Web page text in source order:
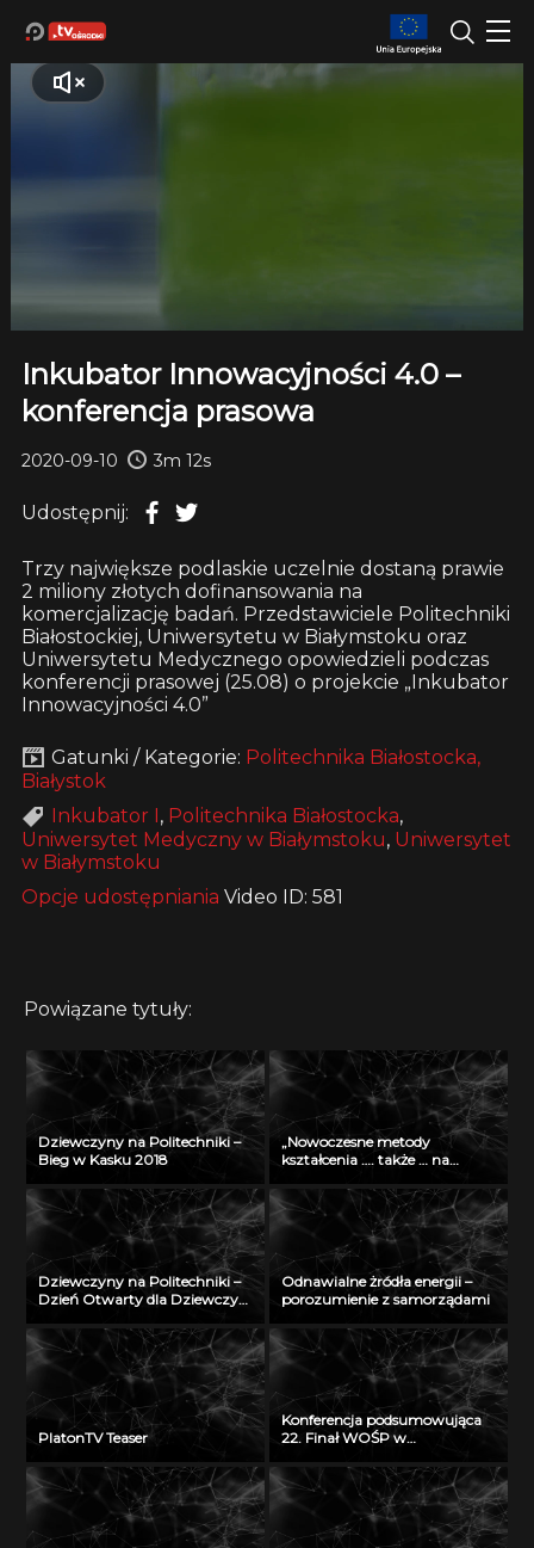
Inkubator Innowacyjności 4.0 –
konferencja prasowa
2020-09-10 3m 12s
Udostępnij:
Trzy największe podlaskie uczelnie dostaną prawie
2 miliony złotych dofinansowania na
komercjalizację badań. Przedstawiciele Politechniki
Białostockiej, Uniwersytetu w Białymstoku oraz
Uniwersytetu Medycznego opowiedzieli podczas
konferencji prasowej (25.08) o projekcie „Inkubator
Innowacyjności 4.0”
Gatunki / Kategorie: Politechnika Białostocka,
Białystok
Inkubator I, Politechnika Białostocka,
Uniwersytet Medyczny w Białymstoku, Uniwersytet
w Białymstoku
Opcje udostępniania Video ID: 581
Powiązane tytuły:
Dziewczyny na Politechniki –
Bieg w Kasku 2018
„Nowoczesne metody
kształcenia …. także … na
Radiu Akadera – 11 grudzień
2012
Dziewczyny na Politechniki –
Dzień Otwarty dla Dziewczyn
Odnawialne żródła energii –
porozumienie z samorządami
PlatonTV Teaser
Konferencja podsumowująca
22. Finał WOŚP w